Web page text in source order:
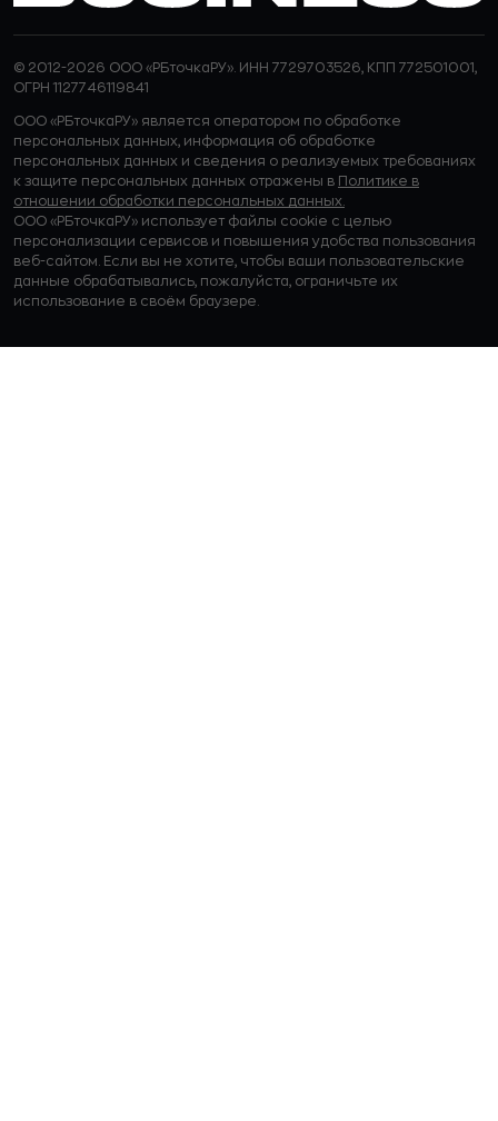
© 2012-2026 ООО «РБточкаРУ». ИНН 7729703526, КПП 772501001,
ОГРН 1127746119841
ООО «РБточкаРУ» является оператором по обработке
персональных данных, информация об обработке
персональных данных и сведения о реализуемых требованиях
к защите персональных данных отражены в Политике в
отношении обработки персональных данных.
ООО «РБточкаРУ» использует файлы cookie с целью
персонализации сервисов и повышения удобства пользования
веб-сайтом. Если вы не хотите, чтобы ваши пользовательские
данные обрабатывались, пожалуйста, ограничьте их
использование в своём браузере.